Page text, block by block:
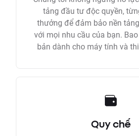
tảng đầu tư độc quyền,
thưởng để đảm bảo nền
với mọi nhu cầu của bạn.
bản dành cho máy tính và
Quy chế